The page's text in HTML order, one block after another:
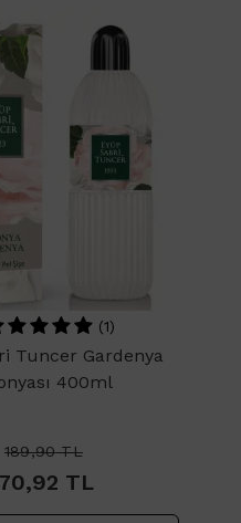
(1)
Tuncer Gardenya
400ml
189,90TL
TL